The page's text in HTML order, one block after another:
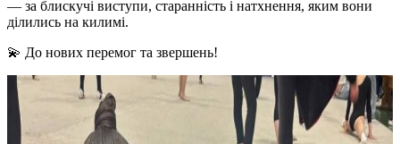
— за блискучі виступи, старанність і натхнення, яким вони
ділились на килимі.
💫 До нових перемог та звершень!